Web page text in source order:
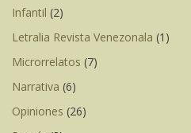
Infantil (2)
Letralia Revista Venezonala (1)
Microrrelatos (7)
Narrativa (6)
Opiniones (26)